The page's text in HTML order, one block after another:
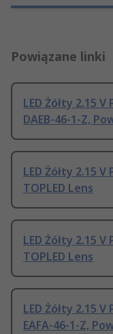
Powiązane linki
LED Żółty 2.15 V
DAEB-46-1-Z,
LED Żółty 2.15
TOPLED Lens
LED Żółty 2.15 V
TOPLED Lens
LED Żółty 2.15 V
EAFA-46-1-Z,